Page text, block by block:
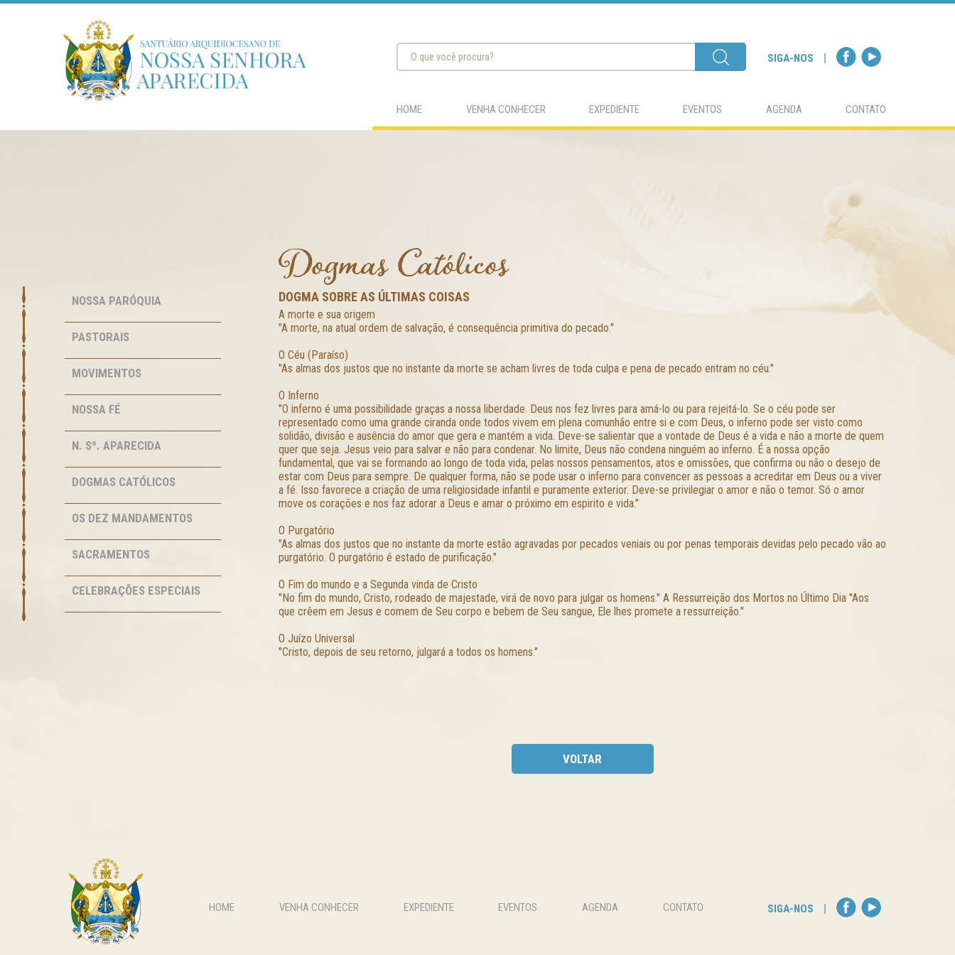
SIGA-NOS
HOME VENHA CONHECER EXPEDIENTE EVENTOS AGENDA CONTATO
NOSSA PARÓQUIA
PASTORAIS
MOVIMENTOS
NOSSA FÉ
N. Sª. APARECIDA
DOGMAS CATÓLICOS
OS DEZ MANDAMENTOS
SACRAMENTOS
CELEBRAÇÕES ESPECIAIS
Dogmas Católicos
DOGMA SOBRE AS ÚLTIMAS COISAS
A morte e sua origem
"A morte, na atual ordem de salvação, é consequência primitiva do pecado."
O Céu (Paraíso)
"As almas dos justos que no instante da morte se acham livres de toda culpa e pena de pecado entram no céu."
O Inferno
"O inferno é uma possibilidade graças a nossa liberdade. Deus nos fez livres para amá-lo ou para rejeitá-lo. Se o céu pode ser
representado como uma grande ciranda onde todos vivem em plena comunhão entre si e com Deus, o inferno pode ser visto como
solidão, divisão e ausência do amor que gera e mantém a vida. Deve-se salientar que a vontade de Deus é a vida e não a morte de quem
quer que seja. Jesus veio para salvar e não para condenar. No limite, Deus não condena ninguém ao inferno. É a nossa opção
fundamental, que vai se formando ao longo de toda vida, pelas nossos pensamentos, atos e omissões, que confirma ou não o desejo de
estar com Deus para sempre. De qualquer forma, não se pode usar o inferno para convencer as pessoas a acreditar em Deus ou a viver
a fé. Isso favorece a criação de uma religiosidade infantil e puramente exterior. Deve-se privilegiar o amor e não o temor. Só o amor
move os corações e nos faz adorar a Deus e amar o próximo em espirito e vida."
O Purgatório
"As almas dos justos que no instante da morte estão agravadas por pecados veniais ou por penas temporais devidas pelo pecado vão ao
purgatório. O purgatório é estado de purificação."
O Fim do mundo e a Segunda vinda de Cristo
"No fim do mundo, Cristo, rodeado de majestade, virá de novo para julgar os homens." A Ressurreição dos Mortos no Último Dia "Aos
que crêem em Jesus e comem de Seu corpo e bebem de Seu sangue, Ele lhes promete a ressurreição."
O Juízo Universal
"Cristo, depois de seu retorno, julgará a todos os homens."
VOLTAR
HOME VENHA CONHECER EXPEDIENTE EVENTOS AGENDA CONTATO SIGA-NOS